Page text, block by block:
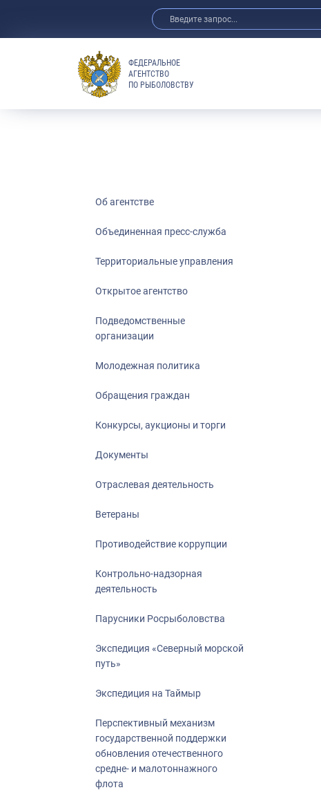
ФЕДЕРАЛЬНОЕ
АГЕНТСТВО
ПО РЫБОЛОВСТВУ
Об агентстве
Объединенная пресс-служба
Территориальные управления
Открытое агентство
Подведомственные
организации
Молодежная политика
Обращения граждан
Конкурсы, аукционы и торги
Документы
Отраслевая деятельность
Ветераны
Противодействие коррупции
Контрольно-надзорная
деятельность
Парусники Росрыболовства
Экспедиция «Северный морской
путь»
Экспедиция на Таймыр
Перспективный механизм
государственной поддержки
обновления отечественного
средне- и малотоннажного
флота